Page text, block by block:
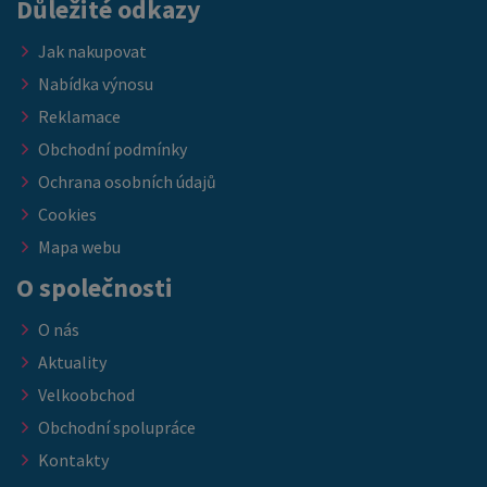
Důležité odkazy
Jak nakupovat
Nabídka výnosu
Reklamace
Obchodní podmínky
Ochrana osobních údajů
Cookies
Mapa webu
O společnosti
O nás
Aktuality
Velkoobchod
Obchodní spolupráce
Kontakty